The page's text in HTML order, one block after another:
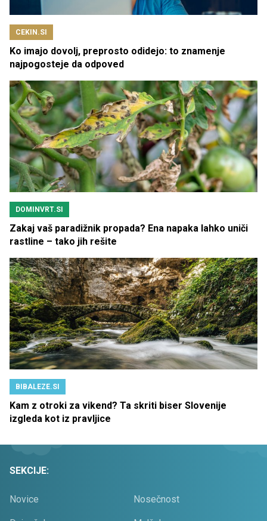
CEKIN.SI
Ko imajo dovolj, preprosto odidejo: to znamenje
najpogosteje da odpoved
DOMINVRT.SI
Zakaj vaš paradižnik propada? Ena napaka lahko uniči
rastline – tako jih rešite
BIBALEZE.SI
Kam z otroki za vikend? Ta skriti biser Slovenije
izgleda kot iz pravljice
SEKCIJE:
Novice Nosečnost